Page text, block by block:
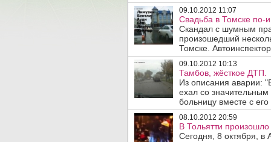
09.10.2012 11:07
Свадьба в Томске по-
Скандал с шумным
произошедший
Томске.
09.10.2012 10:13
Тамбов, жёсткое ДТП.
Из описания аварии:
ехал со
больницу вместе с
08.10.2012 20:59
В Тольятти
Сегодня, 8 октября, в